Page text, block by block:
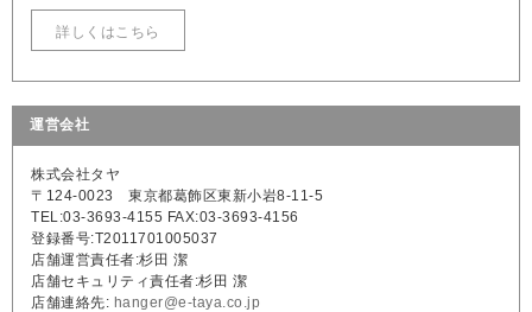
詳しくはこちら
運営会社
株式会社タヤ
〒124-0023 東京都葛飾区東新小岩8-11-5
TEL:03-3693-4155 FAX:03-3693-4156
登録番号:T2011701005037
店舗運営責任者:杉田 潔
店舗セキュリティ責任者:杉田 潔
店舗連絡先: hanger@e-taya.co.jp